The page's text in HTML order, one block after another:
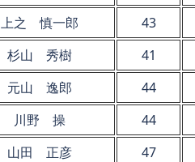
上之 慎一郎 43
杉山 秀樹 41
元山 逸郎 44
川野 操 44
山田 正彦 47